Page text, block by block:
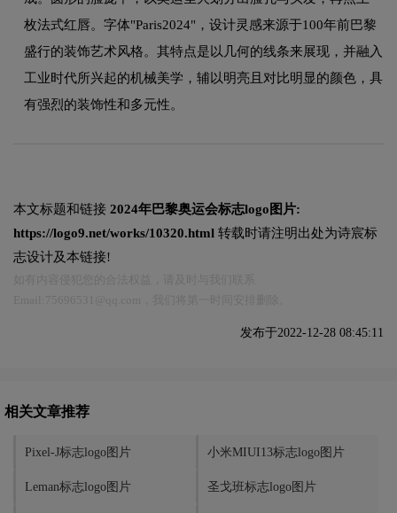
枚法式红唇。字体"Paris2024"，设计灵感来源于100年前巴黎
盛行的装饰艺术风格。其特点是以几何的线条来展现，并融入
工业时代所兴起的机械美学，辅以明亮且对比明显的颜色，具
有强烈的装饰性和多元性。
本文标题和链接 2024年巴黎奥运会标志logo图片:
https://logo9.net/works/10320.html 转载时请注明出处为诗宸标
志设计及本链接!
发布于2022-12-28 08:45:11
相关文章推荐
Pixel-J标志logo图片 小米MIUI13标志logo图片
Leman标志logo图片 圣戈班标志logo图片